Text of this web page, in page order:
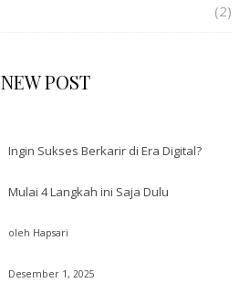
(2)
NEW POST
Ingin Sukses Berkarir di Era Digital?
Mulai 4 Langkah ini Saja Dulu
oleh Hapsari
Desember 1, 2025